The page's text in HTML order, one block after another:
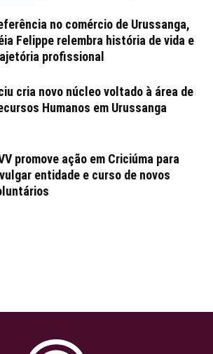
no comércio de Urussanga,
Felippe relembra história de vida e
profissional
cria novo núcleo voltado à área de
Humanos em Urussanga
promove ação em Criciúma para
entidade e curso de novos